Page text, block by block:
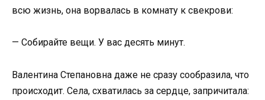
всю жизнь, она ворвалась в комнату к свекрови:
— Собирайте вещи. У вас десять минут.
Валентина Степановна даже не сразу сообразила, что
происходит. Села, схватилась за сердце, запричитала: